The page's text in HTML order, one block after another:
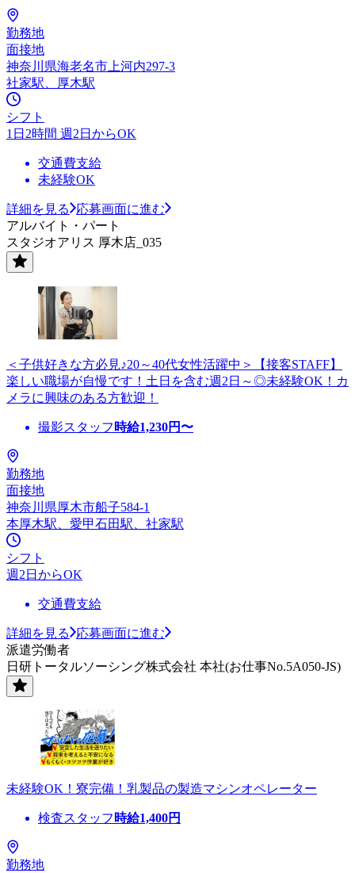
勤務地
面接地
神奈川県海老名市上河内297-3
社家駅、厚木駅
シフト
1日2時間 週2日からOK
交通費支給
未経験OK
詳細を見る
応募画面に進む
アルバイト・パート
スタジオアリス 厚木店_035
＜子供好きな方必見♪20～40代女性活躍中＞【接客STAFF】
楽しい職場が自慢です！土日を含む週2日～◎未経験OK！カ
メラに興味のある方歓迎！
撮影スタッフ 時給1,230円〜
勤務地
面接地
神奈川県厚木市船子584-1
本厚木駅、愛甲石田駅、社家駅
シフト
週2日からOK
交通費支給
詳細を見る
応募画面に進む
派遣労働者
日研トータルソーシング株式会社 本社(お仕事No.5A050-JS)
未経験OK！寮完備！乳製品の製造マシンオペレーター
検査スタッフ 時給1,400円
勤務地